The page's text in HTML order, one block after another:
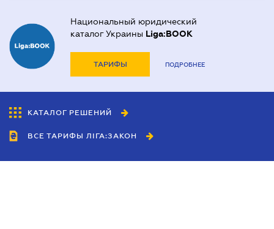
Национальный юридический
каталог Украины Liga:BOOK
ТАРИФЫ ПОДРОБНЕЕ
КАТАЛОГ РЕШЕНИЙ
ВСЕ ТАРИФЫ ЛІГА:ЗАКОН